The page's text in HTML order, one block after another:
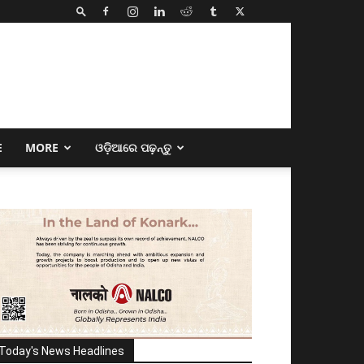
MORE ଓଡ଼ିଆରେ ପଢ଼ନ୍ତୁ
Today's News Headlines